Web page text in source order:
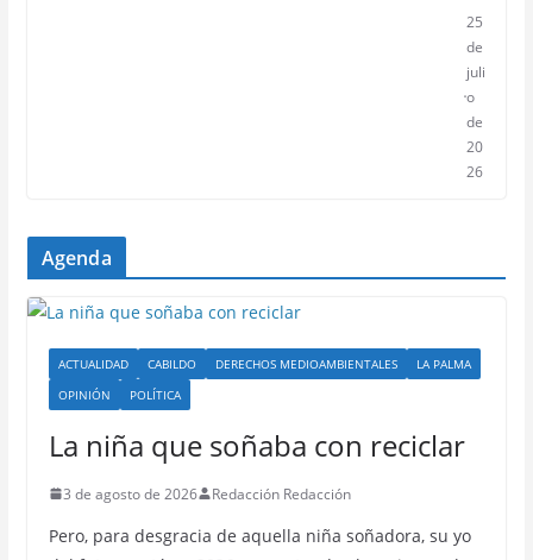
25
de
juli
o
de
20
26
Agenda
ACTUALIDAD CABILDO DERECHOS MEDIOAMBIENTALES
LA PALMA
OPINIÓN
POLÍTICA
La niña que soñaba con reciclar
3 de agosto de 2026 Redacción Redacción
Pero, para desgracia de aquella niña soñadora, su yo